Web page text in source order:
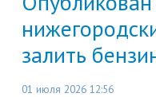
залить
01 июля 2026 12:56